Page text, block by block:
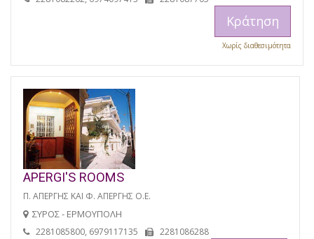
Κράτηση
Χωρίς διαθεσιμότητα
APERGI'S ROOMS
Π. ΑΠΕΡΓΗΣ ΚΑΙ Φ. ΑΠΕΡΓΗΣ Ο.Ε.
ΣΥΡΟΣ - ΕΡΜΟΥΠΟΛΗ
2281085800, 6979117135 2281086288